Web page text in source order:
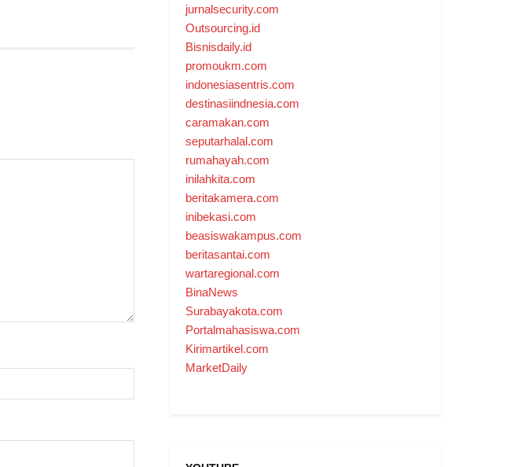
jurnalsecurity.com
Outsourcing.id
Bisnisdaily.id
promoukm.com
indonesiasentris.com
destinasiindnesia.com
caramakan.com
seputarhalal.com
rumahayah.com
inilahkita.com
beritakamera.com
inibekasi.com
beasiswakampus.com
beritasantai.com
wartaregional.com
BinaNews
Surabayakota.com
Portalmahasiswa.com
Kirimartikel.com
MarketDaily